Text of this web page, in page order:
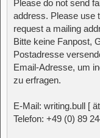
Please do not send
address. Please use
request a mailing
Bitte keine Fanpost,
Postadresse
Email-Adresse, um
zu erfragen.
E-Mail: writing.bull [
Telefon: +49 (0) 89